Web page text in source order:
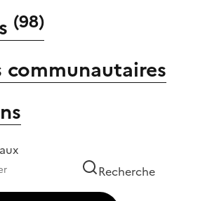
(98)
communautaires
Recherche